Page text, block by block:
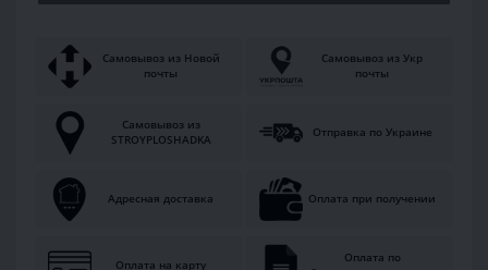
Самовывоз из Новой
почты
Самовывоз из Укр
почты
Самовывоз из
STROYPLOSHADKA
Отправка по Украине
Адресная доставка Оплата при получении
Оплата на карту
Оплата по